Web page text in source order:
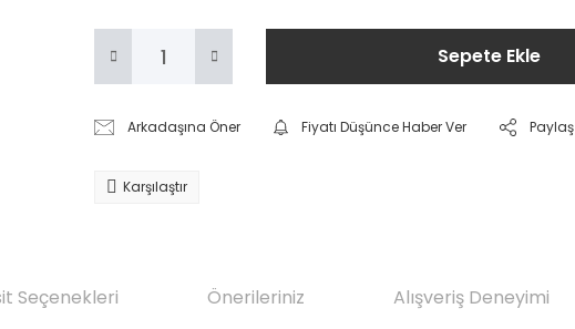
Sepete Ekle
Arkadaşına Öner Fiyatı Düşünce Haber Ver Paylaş
Karşılaştır
Seçenekleri Önerileriniz Alışveriş Deneyimi